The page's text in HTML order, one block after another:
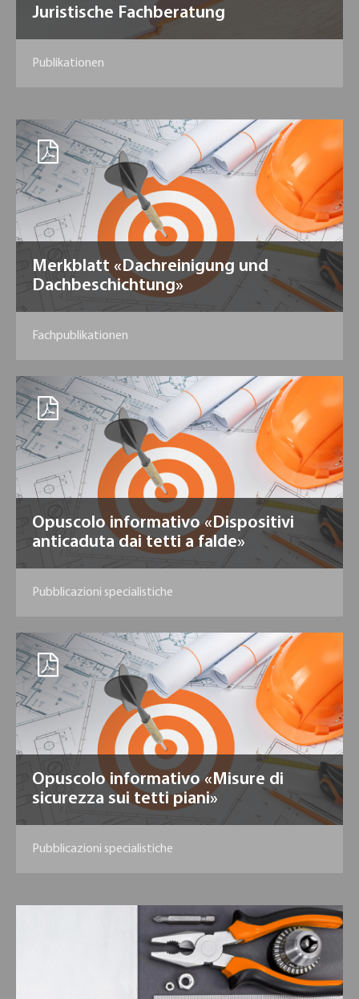
Juristische Fachberatung
Publikationen
Merkblatt «Dachreinigung und
Dachbeschichtung»
Fachpublikationen
Opuscolo informativo «Dispositivi
anticaduta dai tetti a falde»
Pubblicazioni specialistiche
Opuscolo informativo «Misure di
sicurezza sui tetti piani»
Pubblicazioni specialistiche